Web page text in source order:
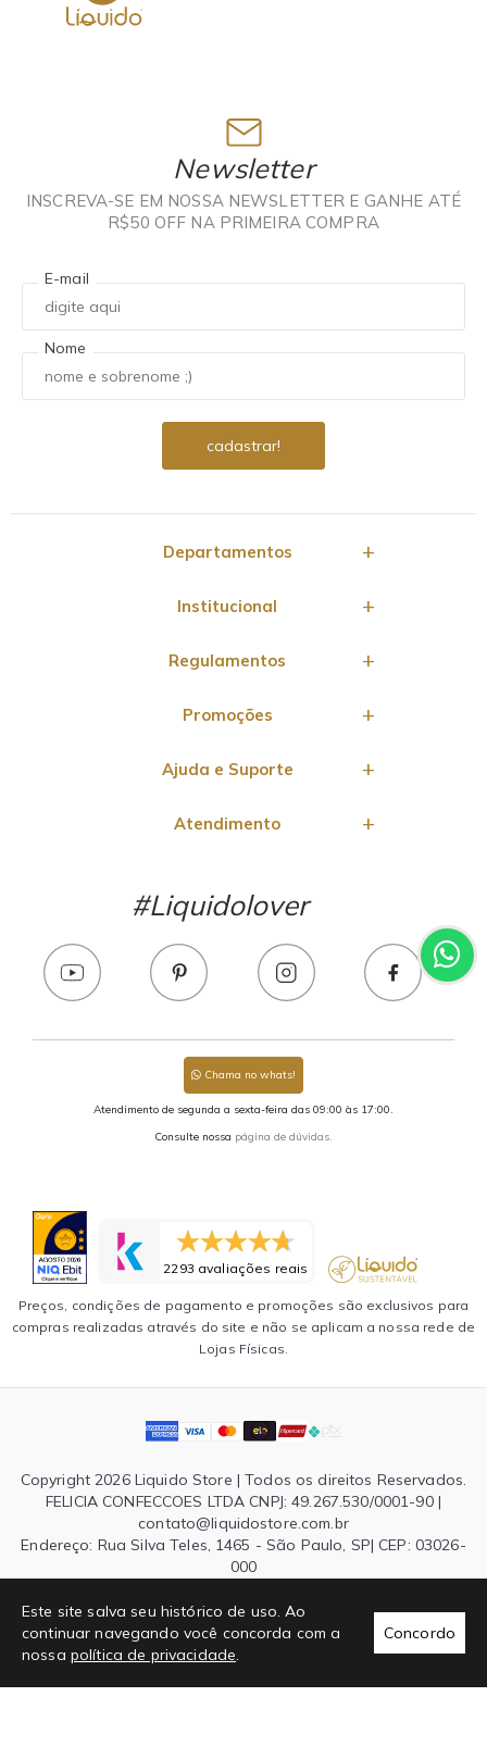
Este site salva seu histórico de uso. Ao
continuar navegando você concorda com a
nossa política de privacidade.
Concordo
Newsletter
INSCREVA-SE EM NOSSA NEWSLETTER E GANHE ATÉ
R$50 OFF NA PRIMEIRA COMPRA
E-mail
Nome
Departamentos
Institucional
Regulamentos
Promoções
Ajuda e Suporte
Atendimento
#Liquidolover
Chama no whats!
Atendimento de segunda a sexta-feira das 09:00 às 17:00.
Consulte nossa página de dúvidas.
2293 avaliações reais
Preços, condições de pagamento e promoções são exclusivos para
compras realizadas através do site e não se aplicam a nossa rede de
Lojas Físicas.
Copyright 2026 Liquido Store | Todos os direitos Reservados.
FELICIA CONFECCOES LTDA CNPJ: 49.267.530/0001-90 |
contato@liquidostore.com.br
Endereço: Rua Silva Teles, 1465 - São Paulo, SP| CEP: 03026-
000